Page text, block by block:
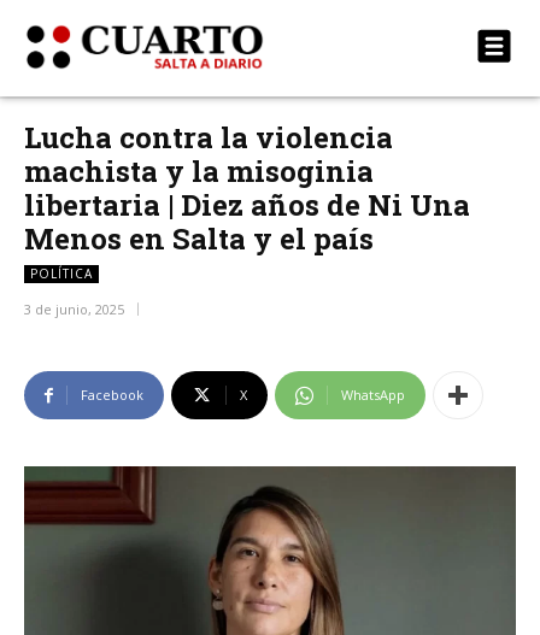
Lucha contra la violencia
machista y la misoginia
libertaria | Diez años de Ni Una
Menos en Salta y el país
POLÍTICA
3 de junio, 2025
Facebook X WhatsApp